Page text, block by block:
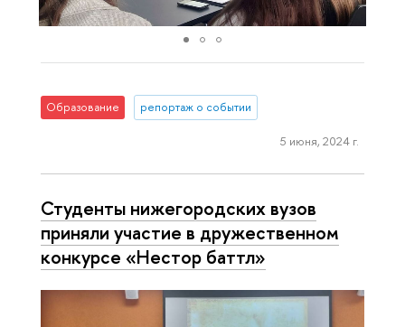
Образование репортаж о событии
5 июня, 2024 г.
Студенты нижегородских вузов
приняли участие в дружественном
конкурсе «Нестор баттл»